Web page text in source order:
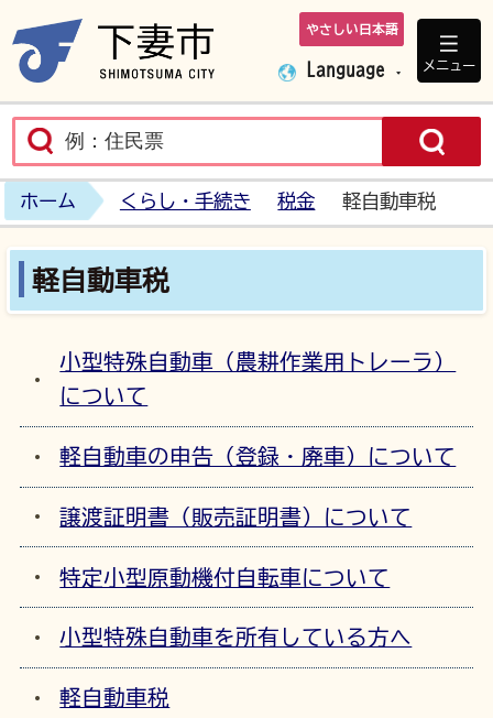
下妻市ホームペ
やさしい日本語
Language メニュー
ホーム くらし・手続き 税金 軽自動車税
軽自動車税
小型特殊自動車（農耕作業用トレーラ）
について
軽自動車の申告（登録・廃車）について
譲渡証明書（販売証明書）について
特定小型原動機付自転車について
小型特殊自動車を所有している方へ
軽自動車税